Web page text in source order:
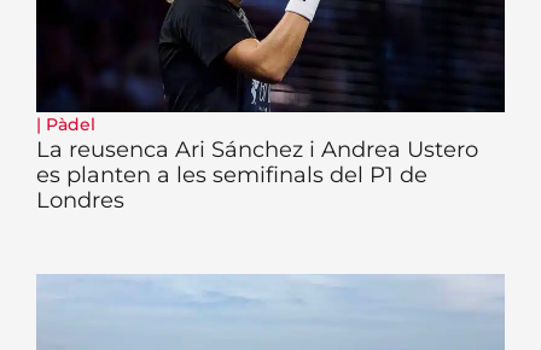
| Pàdel
La reusenca Ari Sánchez i Andrea Ustero
es planten a les semifinals del P1 de
Londres